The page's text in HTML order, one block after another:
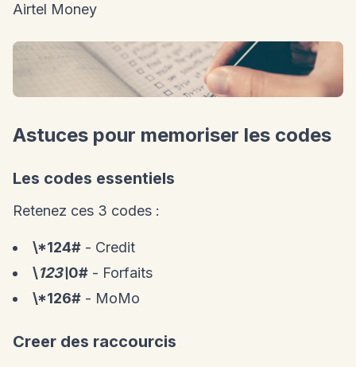
Airtel Money
Astuces pour memoriser les codes
Les codes essentiels
Retenez ces 3 codes :
\*124# - Credit
\123\0# - Forfaits
\*126# - MoMo
Creer des raccourcis